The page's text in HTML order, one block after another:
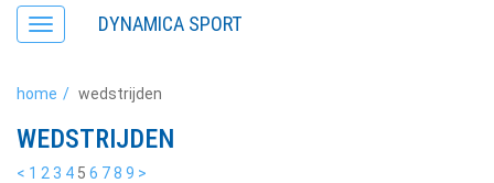
Toggle
navigation
DYNAMICA SPORT
home wedstrijden
WEDSTRIJDEN
< 1 2 3 4 5 6 78 9 >